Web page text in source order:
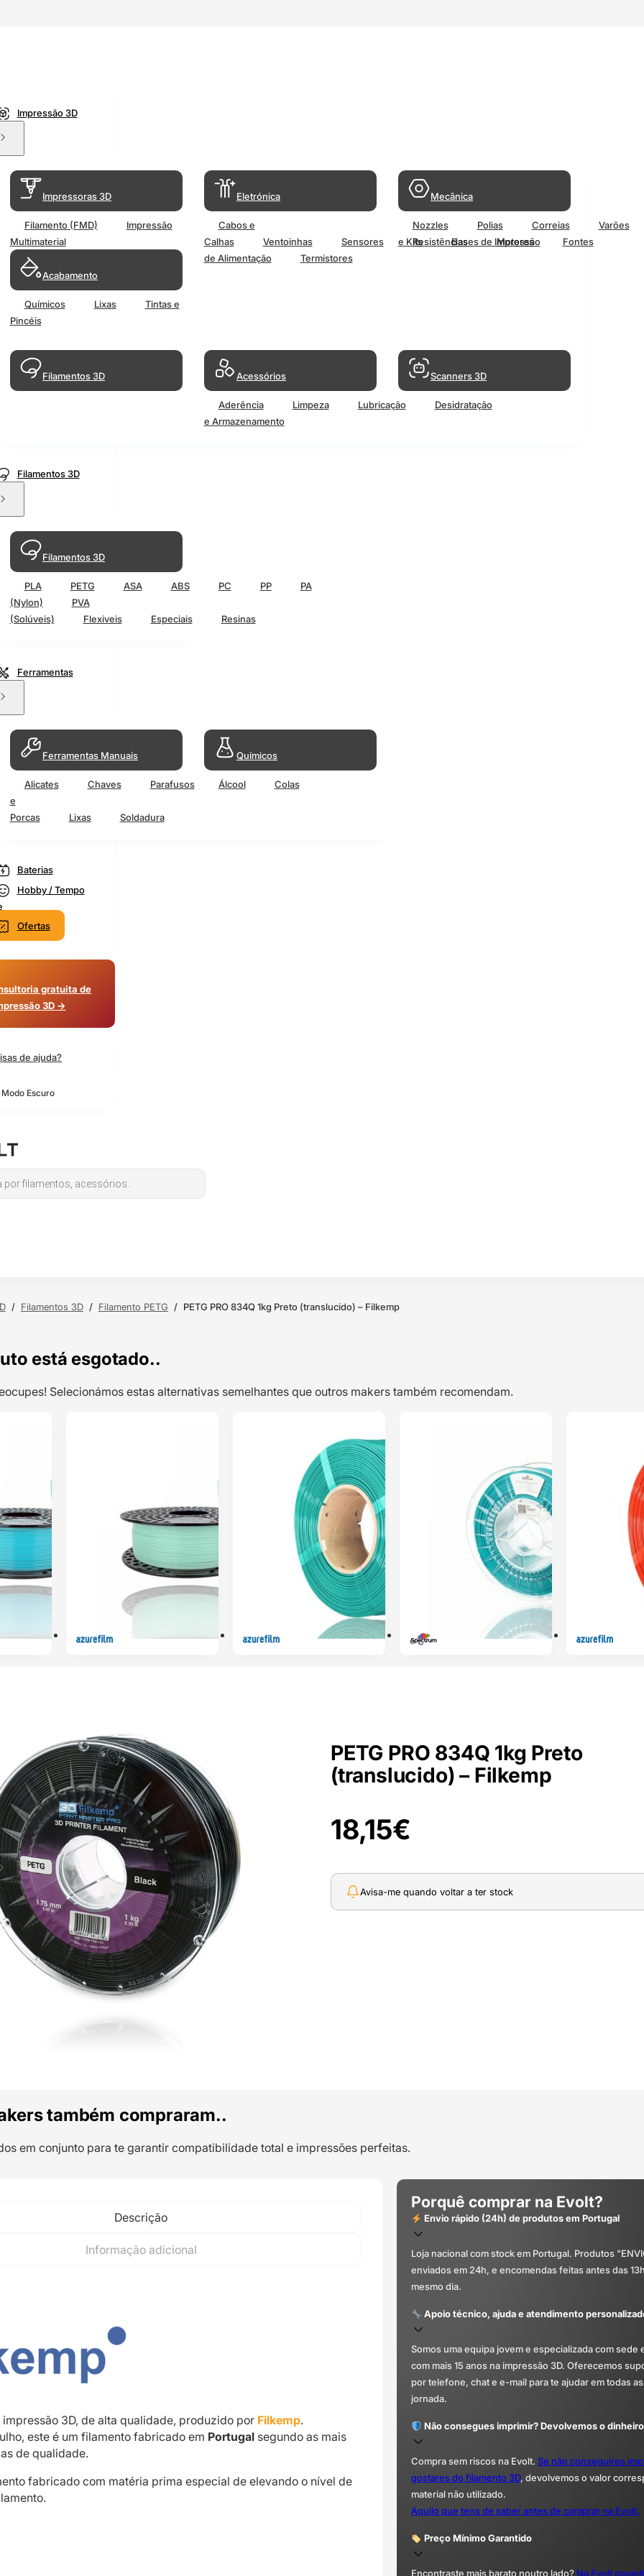
Impressão 3D
Impressoras 3D
Filamento (FMD)
Impressão
Multimaterial
Acabamento
Químicos Lixas
Tintas e
Pincéis
Eletrónica
Cabos e
Calhas
Ventoinhas Sensores Resistências Motores
Fontes
de Alimentação
Termistores
Mecânica
Nozzles Polias Correias
Varões
e Kits
Bases de Impressão
Filamentos 3D Acessórios
Aderência Limpeza Lubricação
Desidratação
e Armazenamento
Scanners 3D
Filamentos 3D
Filamentos 3D
PLA PETG ASA ABS PC PP
PA
(Nylon)
PVA
(Solúveis)
Flexiveis Especiais Resinas
Ferramentas
Ferramentas Manuais
Alicates Chaves
Parafusos
e
Porcas
Lixas Soldadura
Químicos
Álcool Colas
Baterias
Hobby / Tempo
Ofertas
gratuita de
3D →
de ajuda?
Escuro
/ Filamentos 3D / Filamento PETG / PETG PRO 834Q 1kg Preto (translucido) – Filkemp
está esgotado..
Selecionámos estas alternativas semelhantes que outros makers também recomendam.
com5.00
5 com base
em2
classificações
de clientes
17,05
PETG Pastel 10m
(AMOSTRA)
Mint Green –
Azurefilm
Classificado
com5.00
5 com base
em2
classificações
de clientes
2,49
Turquoise Blue –
Azurefilm
Classificado
com5.00
5 com base
em
2
classificações
de clientes
14,89
ENVIO 24H
PETG PRO 834Q 1kg Preto
(translucido) – Filkemp
18,15€
Avisa-me quando voltar a ter stock
também compraram..
em conjunto para te garantir compatibilidade total e impressões perfeitas.
Descrição
Informação adicional
3D, de alta qualidade, produzido por Filkemp.
este é um filamento fabricado em Portugal segundo as mais
de qualidade.
fabricado com matéria prima especial de elevando o nível de
Porquê comprar na Evolt?
Envio rápido (24h) de produtos em Portugal
Loja nacional com stock em Portugal. Produtos
enviados em 24h, e encomendas feitas antes das
mesmo dia.
Apoio técnico, ajuda e atendimento
Somos uma equipa jovem e especializada com sede
com mais 15 anos na impressão 3D. Oferecemos
por telefone, chat e e-mail para te ajudar em todas
jornada.
Não consegues imprimir? Devolvemos o
Compra sem riscos na Evolt. Se não conseguires
gostares do filamento 3D, devolvemos o valor
material não utilizado.
Aquilo que tens de saber antes de comprar na Evolt.
Preço Mínimo Garantido
Encontraste mais barato noutro lado? Na Evolt